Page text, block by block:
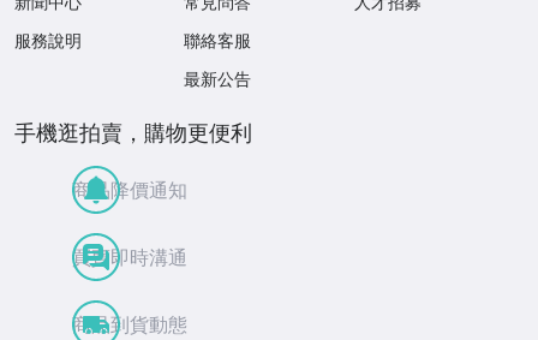
服務說明
聯絡客服
最新公告
手機逛拍賣，購物更便利
商品降價通知
買賣即時溝通
商品到貨動態